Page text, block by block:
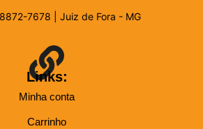
7678 | Juiz de Fora - MG
Links:
Minha conta
Carrinho